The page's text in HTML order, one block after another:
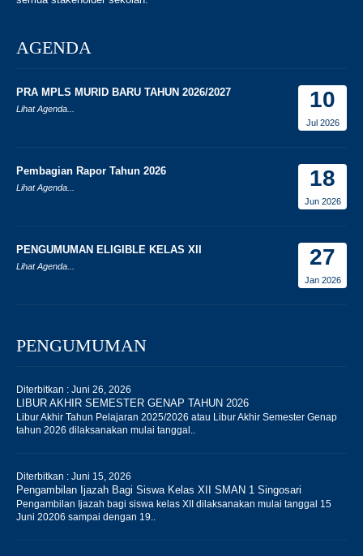
AGENDA
10
Jul 2026
PRA MPLS MURID BARU TAHUN 2026/2027
Lihat Agenda...
18
Jun 2026
Pembagian Rapor Tahun 2026
Lihat Agenda...
27
Jan 2026
PENGUMUMAN ELIGIBLE KELAS XII
Lihat Agenda...
PENGUMUMAN
Diterbitkan : Juni 26, 2026
LIBUR AKHIR SEMESTER GENAP TAHUN 2026
Libur Akhir Tahun Pelajaran 2025/2026 atau Libur Akhir Semester Genap
tahun 2026 dilaksanakan mulai tanggal..
Diterbitkan : Juni 15, 2026
Pengambilan Ijazah Bagi Siswa Kelas XII SMAN 1 Singosari
Pengambilan Ijazah bagi siswa kelas XII dilaksanakan mulai tanggal 15
Juni 20206 sampai dengan 19..